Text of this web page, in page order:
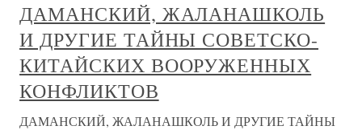
ДАМАНСКИЙ, ЖАЛАНАШКОЛЬ
И ДРУГИЕ ТАЙНЫ СОВЕТСКО-
КИТАЙСКИХ ВООРУЖЕННЫХ
КОНФЛИКТОВ
ДАМАНСКИЙ, ЖАЛАНАШКОЛЬ И ДРУГИЕ ТАЙНЫ